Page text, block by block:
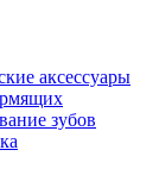
аксессуары
зубов